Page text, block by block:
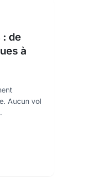
: de
à
Aucun vol